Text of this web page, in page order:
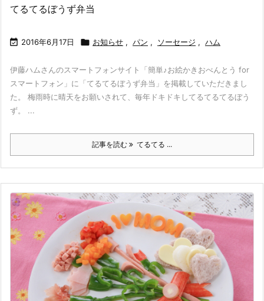
てるてるぼうず弁当
 2016年6月17日  お知らせ , パン , ソーセージ , ハム
伊藤ハムさんのスマートフォンサイト「簡単♪お絵かきおべんとう for
スマートフォン」に「てるてるぼうず弁当」を掲載していただきまし
た。 梅雨時に晴天をお願いされて、毎年ドキドキしてるてるてるぼう
ず。 ...
記事を読む てるてる ...